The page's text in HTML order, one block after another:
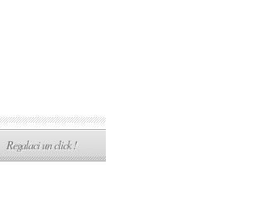
Regalaci un click !